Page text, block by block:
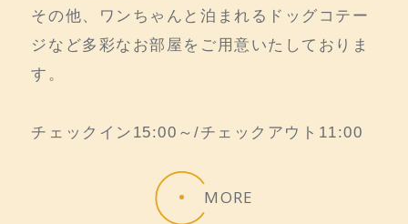
その他、ワンちゃんと泊まれるドッグコテー
ジなど多彩なお部屋をご用意いたしておりま
す。
チェックイン15:00～/チェックアウト11:00
MORE